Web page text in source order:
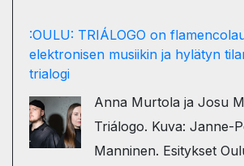
:OULU: TRIÁLOGO on
elektronisen musiikin ja hylätyn
trialogi
Anna Murtola ja Josu
Triálogo. Kuva: Janne-
Manninen. Esitykset